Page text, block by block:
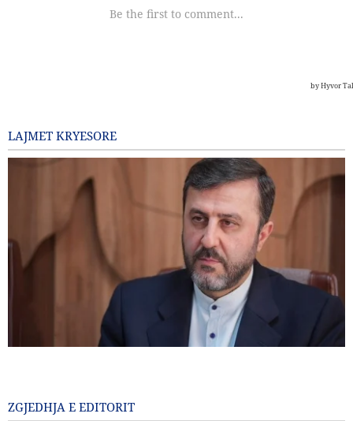
LAJMET KRYESORE
ZGJEDHJA E EDITORIT